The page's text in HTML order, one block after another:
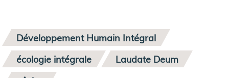
Développement Humain Intégral
écologie intégrale
Laudate Deum